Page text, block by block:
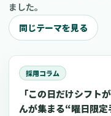
ました。
同じテーマを見る
採用コラム
「この日だけシフト
んが集まる“曜日限